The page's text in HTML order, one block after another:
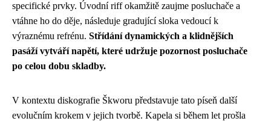
specifické prvky. Úvodní riff okamžitě zaujme posluchače a
vtáhne ho do děje, následuje gradující sloka vedoucí k
výraznému refrénu. Střídání dynamických a klidnějších
pasáží vytváří napětí, které udržuje pozornost posluchače
po celou dobu skladby.
V kontextu diskografie Škworu představuje tato píseň další
evolučním krokem v jejich tvorbě. Kapela si během let prošla